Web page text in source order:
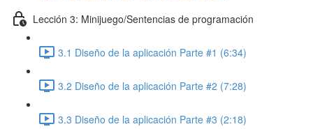
Lección 3: Minijuego/Sentencias de programación
3.1 Diseño de la aplicación Parte #1 (6:34)
3.2 Diseño de la aplicación Parte #2 (7:28)
3.3 Diseño de la aplicación Parte #3 (2:18)